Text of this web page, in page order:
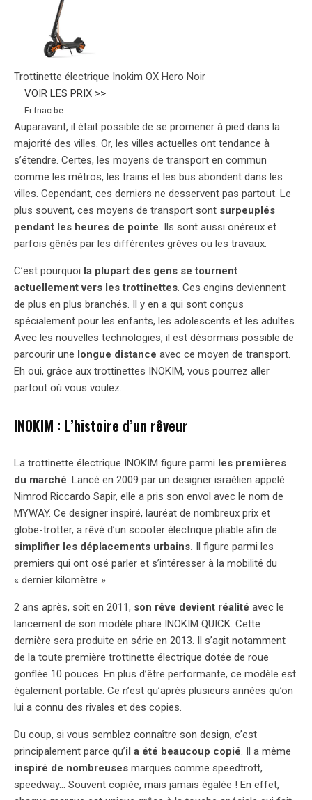
Trottinette électrique Inokim OX Hero Noir
VOIR LES PRIX >>
Fr.fnac.be
Auparavant, il était possible de se promener à pied dans la
majorité des villes. Or, les villes actuelles ont tendance à
s’étendre. Certes, les moyens de transport en commun
comme les métros, les trains et les bus abondent dans les
villes. Cependant, ces derniers ne desservent pas partout. Le
plus souvent, ces moyens de transport sont surpeuplés
pendant les heures de pointe. Ils sont aussi onéreux et
parfois gênés par les différentes grèves ou les travaux.
C’est pourquoi la plupart des gens se tournent
actuellement vers les trottinettes. Ces engins deviennent
de plus en plus branchés. Il y en a qui sont conçus
spécialement pour les enfants, les adolescents et les adultes.
Avec les nouvelles technologies, il est désormais possible de
parcourir une longue distance avec ce moyen de transport.
Eh oui, grâce aux trottinettes INOKIM, vous pourrez aller
partout où vous voulez.
INOKIM : L’histoire d’un rêveur
La trottinette électrique INOKIM figure parmi les premières
du marché. Lancé en 2009 par un designer israélien appelé
Nimrod Riccardo Sapir, elle a pris son envol avec le nom de
MYWAY. Ce designer inspiré, lauréat de nombreux prix et
globe-trotter, a rêvé d’un scooter électrique pliable afin de
simplifier les déplacements urbains. Il figure parmi les
premiers qui ont osé parler et s’intéresser à la mobilité du
« dernier kilomètre ».
2 ans après, soit en 2011, son rêve devient réalité avec le
lancement de son modèle phare INOKIM QUICK. Cette
dernière sera produite en série en 2013. Il s’agit notamment
de la toute première trottinette électrique dotée de roue
gonflée 10 pouces. En plus d’être performante, ce modèle est
également portable. Ce n’est qu’après plusieurs années qu’on
lui a connu des rivales et des copies.
Du coup, si vous semblez connaître son design, c’est
principalement parce qu’il a été beaucoup copié. Il a même
inspiré de nombreuses marques comme speedtrott,
speedway… Souvent copiée, mais jamais égalée ! En effet,